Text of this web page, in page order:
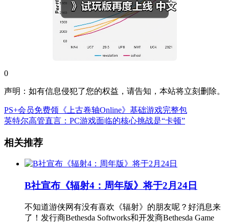
0
声明：如有信息侵犯了您的权益，请告知，本站将立刻删除。
PS+会员免费领《上古卷轴Online》基础游戏完整包
英特尔高管直言：PC游戏面临的核心挑战是“卡顿”
相关推荐
B社宣布《辐射4：周年版》将于2月24日
不知道游侠网有没有喜欢《辐射》的朋友呢？好消息来
了！发行商Bethesda Softworks和开发商Bethesda Game